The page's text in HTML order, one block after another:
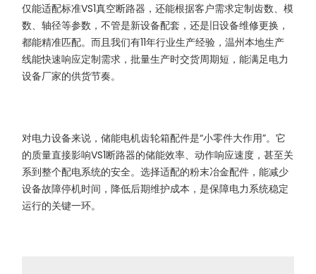
仅能适配标准VS1真空断路器，还能根据客户需求定制齿数、模
数、轴径等参数，不管是新设备配套，还是旧设备维修更换，
都能精准匹配。而且我们有11年行业生产经验，温州本地生产
线能快速响应定制需求，批量生产时交货周期短，能满足电力
设备厂家的供货节奏。
对电力设备来说，储能电机齿轮箱配件是“小零件大作用”。它
的质量直接影响VS1断路器的储能效率、动作响应速度，甚至关
系到整个配电系统的安全。选择适配的粉末冶金配件，能减少
设备故障停机时间，降低后期维护成本，是保障电力系统稳定
运行的关键一环。